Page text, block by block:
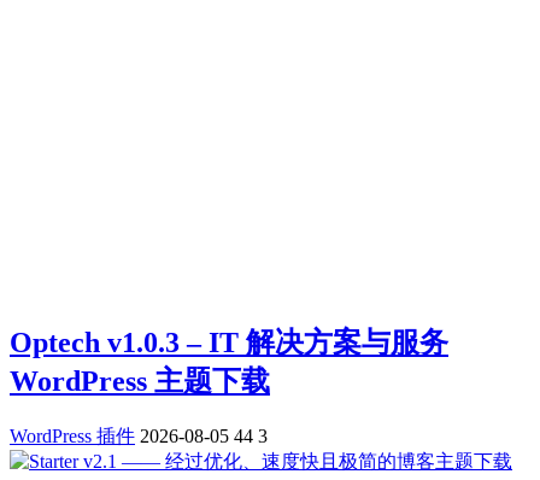
Optech v1.0.3 – IT 解决方案与服务
WordPress 主题下载
WordPress 插件 2026-08-05 44 3